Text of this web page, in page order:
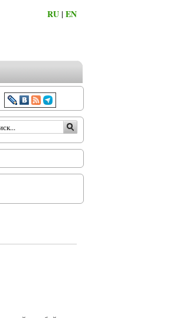
RU |EN
поиска